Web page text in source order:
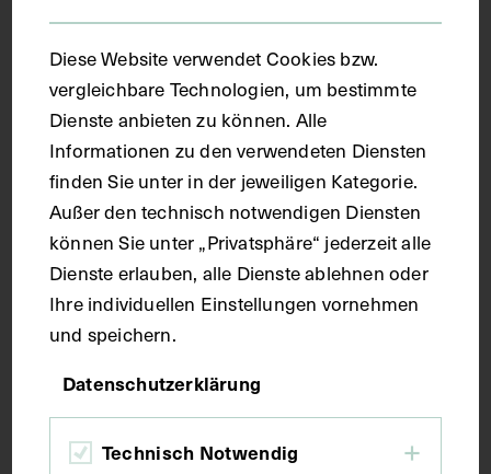
Arbeitsraum in der Privatheilanstalt
Albin Eder, Wien
ALBIN EDER CIRCA 1880 - 1890
Diese Website verwendet Cookies bzw.
vergleichbare Technologien, um bestimmte
Dienste anbieten zu können. Alle
Informationen zu den verwendeten Diensten
finden Sie unter in der jeweiligen Kategorie.
Außer den technisch notwendigen Diensten
können Sie unter „Privatsphäre“ jederzeit alle
Dienste erlauben, alle Dienste ablehnen oder
Ihre individuellen Einstellungen vornehmen
und speichern.
Datenschutzerklärung
Technisch Notwendig